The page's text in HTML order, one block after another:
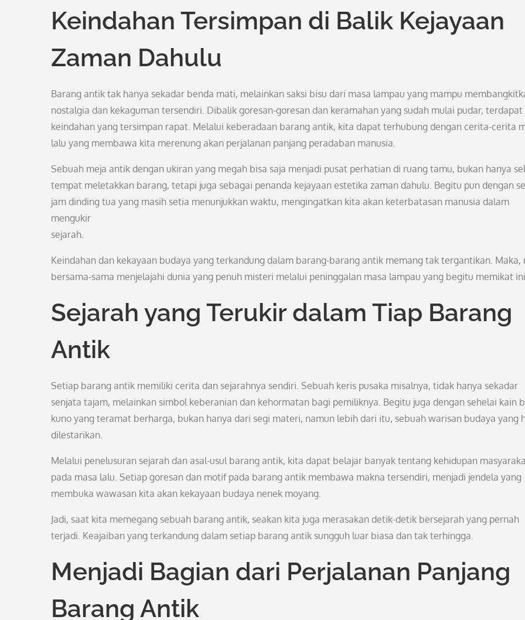
Keindahan Tersimpan di Balik Kejayaan
Zaman Dahulu
Barang antik tak hanya sekadar benda mati, melainkan saksi bisu dari masa lampau yang mampu
nostalgia dan kekaguman tersendiri. Dibalik goresan-goresan dan keramahan yang sudah mulai pudar, terdapat
keindahan yang tersimpan rapat. Melalui keberadaan barang antik, kita dapat terhubung dengan cerita-cerita
lalu yang membawa kita merenung akan perjalanan panjang peradaban manusia.
Sebuah meja antik dengan ukiran yang megah bisa saja menjadi pusat perhatian di ruang tamu, bukan hanya
tempat meletakkan barang, tetapi juga sebagai penanda kejayaan estetika zaman dahulu. Begitu pun dengan
jam dinding tua yang masih setia menunjukkan waktu, mengingatkan kita akan keterbatasan manusia dalam
mengukir
sejarah.
Keindahan dan kekayaan budaya yang terkandung dalam barang-barang antik memang tak tergantikan. Maka,
bersama-sama menjelajahi dunia yang penuh misteri melalui peninggalan masa lampau yang begitu memikat
Sejarah yang Terukir dalam Tiap Barang
Antik
Setiap barang antik memiliki cerita dan sejarahnya sendiri. Sebuah keris pusaka misalnya, tidak hanya sekadar
senjata tajam, melainkan simbol keberanian dan kehormatan bagi pemiliknya. Begitu juga dengan sehelai kain
kuno yang teramat berharga, bukan hanya dari segi materi, namun lebih dari itu, sebuah warisan budaya yang
dilestarikan.
Melalui penelusuran sejarah dan asal-usul barang antik, kita dapat belajar banyak tentang kehidupan
pada masa lalu. Setiap goresan dan motif pada barang antik membawa makna tersendiri, menjadi jendela yang
membuka wawasan kita akan kekayaan budaya nenek moyang.
Jadi, saat kita memegang sebuah barang antik, seakan kita juga merasakan detik-detik bersejarah yang pernah
terjadi. Keajaiban yang terkandung dalam setiap barang antik sungguh luar biasa dan tak terhingga.
Menjadi Bagian dari Perjalanan Panjang
Barang Antik